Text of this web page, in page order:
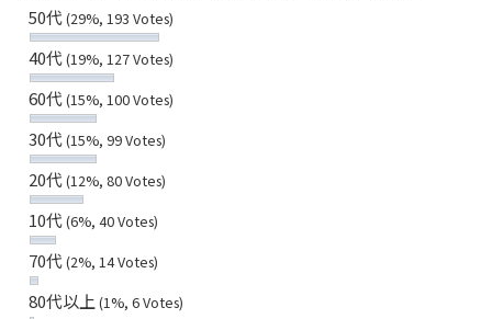
50代(29%, 193 Votes)
40代(19%, 127 Votes)
60代(15%, 100 Votes)
30代(15%, 99 Votes)
20代(12%, 80 Votes)
10代(6%, 40 Votes)
70代(2%, 14 Votes)
80代以上 (1%, 6 Votes)